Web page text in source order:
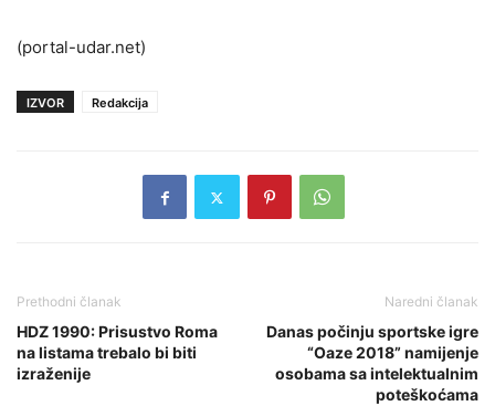
(portal-udar.net)
IZVOR Redakcija
Prethodni članak
HDZ 1990: Prisustvo Roma
na listama trebalo bi biti
izraženije
Naredni članak
Danas počinju sportske igre
“Oaze 2018” namijenje
osobama sa intelektualnim
poteškoćama